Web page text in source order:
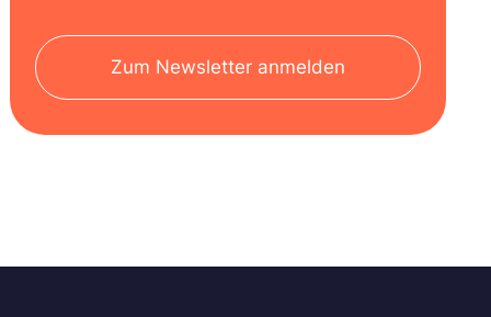
Zum Newsletter anmelden